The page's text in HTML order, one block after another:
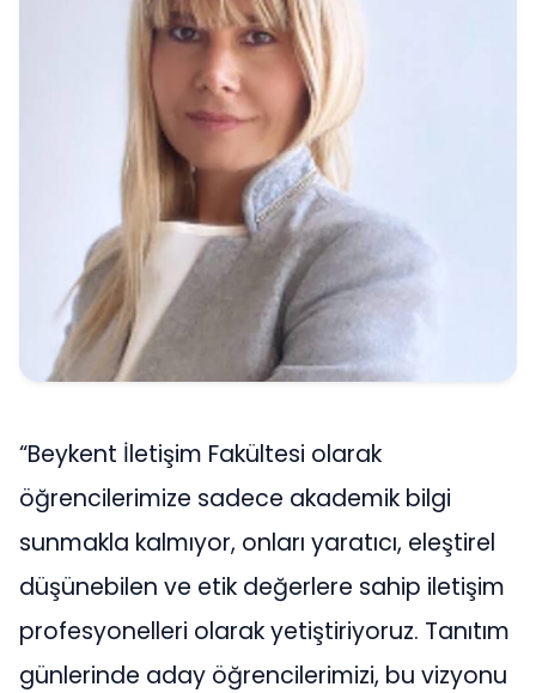
“Beykent İletişim Fakültesi olarak
öğrencilerimize sadece akademik bilgi
sunmakla kalmıyor, onları yaratıcı, eleştirel
düşünebilen ve etik değerlere sahip iletişim
profesyonelleri olarak yetiştiriyoruz. Tanıtım
günlerinde aday öğrencilerimizi, bu vizyonu